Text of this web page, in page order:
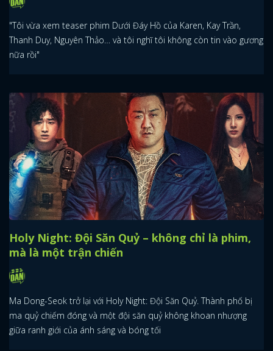
"Tôi vừa xem teaser phim Dưới Đáy Hồ của Karen, Kay Trần,
Thanh Duy, Nguyên Thảo… và tôi nghĩ tôi không còn tin vào gương
nữa rồi"
Holy Night: Đội Săn Quỷ – không chỉ là phim,
mà là một trận chiến
Ma Dong-Seok trở lại với Holy Night: Đội Săn Quỷ. Thành phố bị
ma quỷ chiếm đóng và một đội săn quỷ không khoan nhượng
giữa ranh giới của ánh sáng và bóng tối